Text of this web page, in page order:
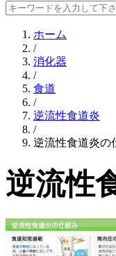
ホーム
/
消化器
/
食道
/
逆流性食道炎
/
逆流性食道炎の
逆流性